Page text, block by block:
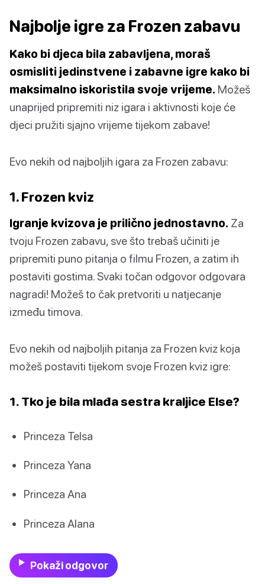
Najbolje igre za Frozen zabavu
Kako bi djeca bila zabavljena, moraš
osmisliti jedinstvene i zabavne igre kako bi
maksimalno iskoristila svoje vrijeme. Možeš
unaprijed pripremiti niz igara i aktivnosti koje će
djeci pružiti sjajno vrijeme tijekom zabave!
Evo nekih od najboljih igara za Frozen zabavu:
1. Frozen kviz
Igranje kvizova je prilično jednostavno. Za
tvoju Frozen zabavu, sve što trebaš učiniti je
pripremiti puno pitanja o filmu Frozen, a zatim ih
postaviti gostima. Svaki točan odgovor odgovara
nagradi! Možeš to čak pretvoriti u natjecanje
između timova.
Evo nekih od najboljih pitanja za Frozen kviz koja
možeš postaviti tijekom svoje Frozen kviz igre:
1. Tko je bila mlađa sestra kraljice Else?
Princeza Telsa
Princeza Yana
Princeza Ana
Princeza Alana
Pokaži odgovor